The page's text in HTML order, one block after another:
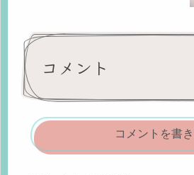
コメント
コメントを書